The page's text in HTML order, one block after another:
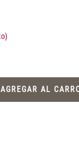
AGREGAR AL